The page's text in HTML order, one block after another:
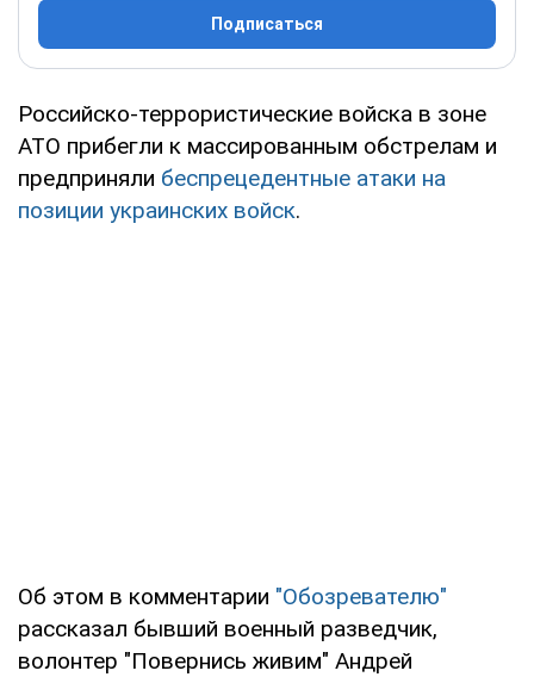
Подписаться
Российско-террористические войска в зоне
АТО прибегли к массированным обстрелам и
предприняли беспрецедентные атаки на
позиции украинских войск.
Об этом в комментарии "Обозревателю"
рассказал бывший военный разведчик,
волонтер "Повернись живим" Андрей